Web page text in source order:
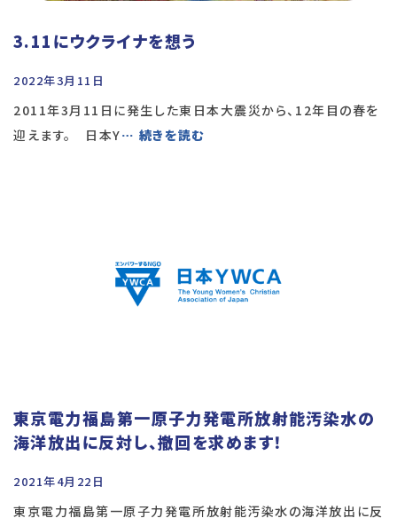
3.11にウクライナを想う
2022年3月11日
2011年3月11日に発生した東⽇本⼤震災から、12年目の春を
迎えます。 日本Y… 続きを読む
東京電力福島第一原子力発電所放射能汚染水の
海洋放出に反対し、撤回を求めます！
2021年4月22日
東京電力福島第一原子力発電所放射能汚染水の海洋放出に反